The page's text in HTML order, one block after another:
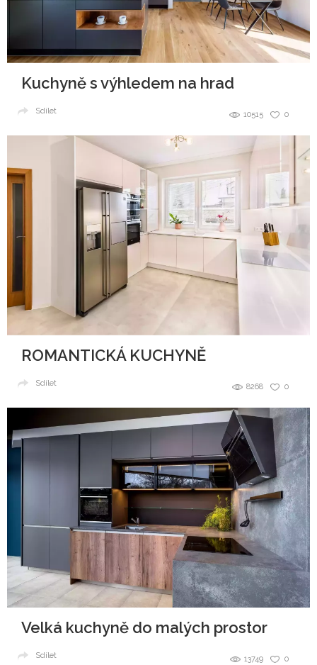
Kuchyně s výhledem na hrad
0
10515
Sdílet
ROMANTICKÁ KUCHYNĚ
0
8268
Sdílet
Velká kuchyně do malých prostor
0
13749
Sdílet